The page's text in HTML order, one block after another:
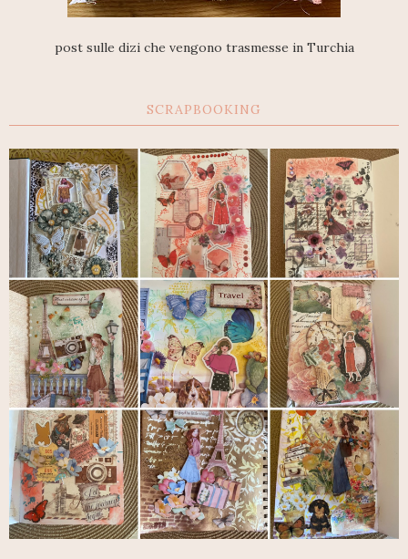
post sulle dizi che vengono trasmesse in Turchia
SCRAPBOOKING